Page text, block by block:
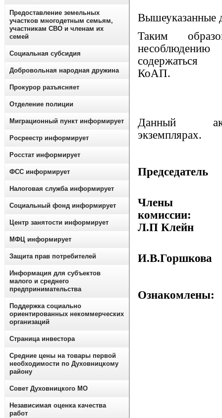
Вышеуказанные
Таким
Данный
Члены
Л.П Клейн
И.В.Горшкова
Предоставление земельных
участков многодетным семьям,
участникам СВО и членам их
семей
Социальная субсидия
Добровольная народная дружина
Прокурор разъясняет
Отделение полиции
Миграционный пункт информирует
Росреестр информирует
Росстат информирует
ФСС информирует
Налоговая служба информирует
Социальный фонд информирует
Центр занятости информирует
МФЦ информирует
Защита прав потребителей
Информация для субъектов
малого и среднего
предпринимательства
Поддержка социально
ориентированных некоммерческих
организаций
Страница инвестора
Средние цены на товары первой
необходимости по Духовницкому
району
Совет Духовницкого МО
Независимая оценка качества
работ